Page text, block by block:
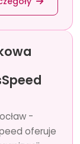
-
oferuje